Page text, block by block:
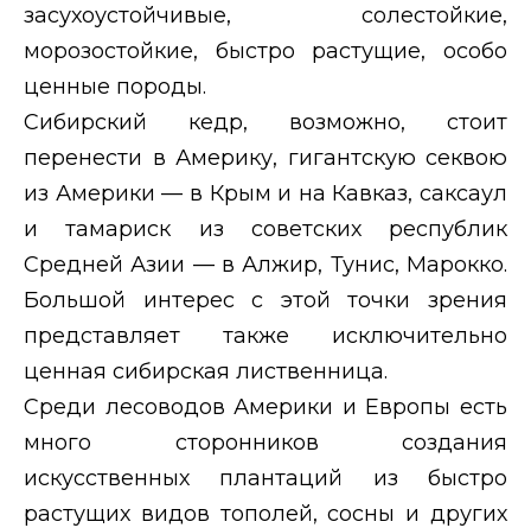
засухоустойчивые, солестойкие,
морозостойкие, быстро растущие, особо
ценные породы.
Сибирский кедр, возможно, стоит
перенести в Америку, гигантскую секвою
из Америки — в Крым и на Кавказ, саксаул
и тамариск из советских республик
Средней Азии — в Алжир, Тунис, Марокко.
Большой интерес с этой точки зрения
представляет также исключительно
ценная сибирская лиственница.
Среди лесоводов Америки и Европы есть
много сторонников создания
искусственных плантаций из быстро
растущих видов тополей, сосны и других